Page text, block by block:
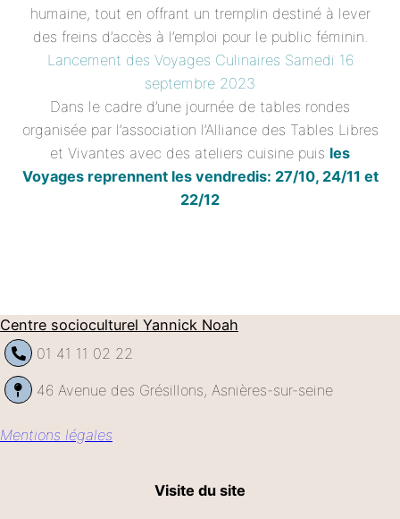
humaine, tout en offrant un tremplin destiné à lever
des freins d’accès à l’emploi pour le public féminin.
Lancement des Voyages Culinaires Samedi 16
septembre 2023
Dans le cadre d’une journée de tables rondes
organisée par l’association l’Alliance des Tables Libres
et Vivantes avec des ateliers cuisine puis les
Voyages reprennent les vendredis: 27/10, 24/11 et
22/12
Centre socioculturel Yannick Noah
01 41 11 02 22
46 Avenue des Grésillons, Asnières-sur-seine
Mentions légales
Visite du site